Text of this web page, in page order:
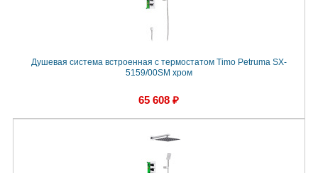
Душевая система встроенная с термостатом Timo Petruma SX-
5159/00SM хром
65 608 ₽